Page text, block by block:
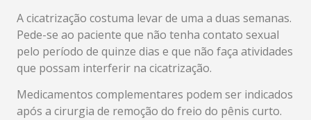
A cicatrização costuma levar de uma a duas semanas.
Pede-se ao paciente que não tenha contato sexual
pelo período de quinze dias e que não faça atividades
que possam interferir na cicatrização.
Medicamentos complementares podem ser indicados
após a cirurgia de remoção do freio do pênis curto.